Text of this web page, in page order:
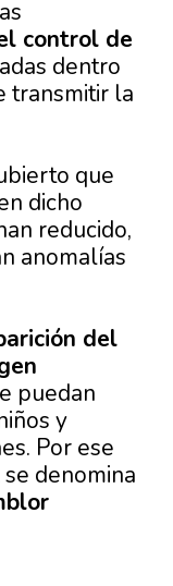
control de
dentro
transmitir la
que
dicho
reducido,
anomalías
del
puedan
y
Por ese
denomina